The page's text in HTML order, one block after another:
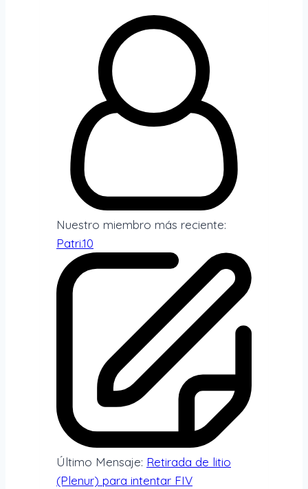
Nuestro miembro más reciente:
Patri.10
Último Mensaje: Retirada de litio
(Plenur) para intentar FIV